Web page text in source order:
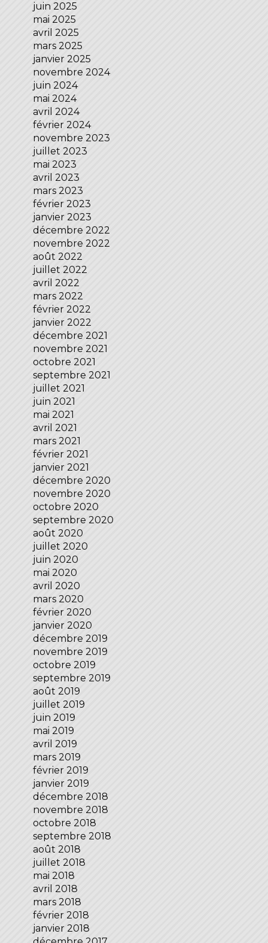
juin 2025
mai 2025
avril 2025
mars 2025
janvier 2025
novembre 2024
juin 2024
mai 2024
avril 2024
février 2024
novembre 2023
juillet 2023
mai 2023
avril 2023
mars 2023
février 2023
janvier 2023
décembre 2022
novembre 2022
août 2022
juillet 2022
avril 2022
mars 2022
février 2022
janvier 2022
décembre 2021
novembre 2021
octobre 2021
septembre 2021
juillet 2021
juin 2021
mai 2021
avril 2021
mars 2021
février 2021
janvier 2021
décembre 2020
novembre 2020
octobre 2020
septembre 2020
août 2020
juillet 2020
juin 2020
mai 2020
avril 2020
mars 2020
février 2020
janvier 2020
décembre 2019
novembre 2019
octobre 2019
septembre 2019
août 2019
juillet 2019
juin 2019
mai 2019
avril 2019
mars 2019
février 2019
janvier 2019
décembre 2018
novembre 2018
octobre 2018
septembre 2018
août 2018
juillet 2018
mai 2018
avril 2018
mars 2018
février 2018
janvier 2018